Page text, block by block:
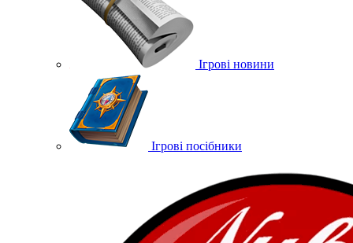
Ігрові новини
Ігрові посібники